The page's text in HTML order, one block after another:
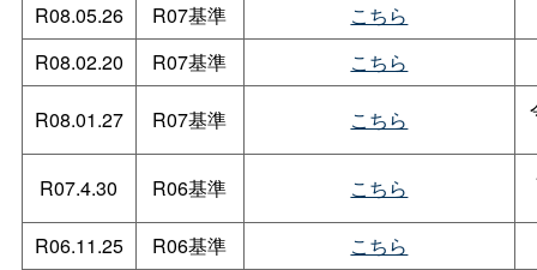
R08.05.26 R07基準
こちら
R08.02.20
R07基準 こちら
R08.01.27 R07基準 こちら
R07.4.30 R06基準 こちら
R06.11.25 R06基準 こちら